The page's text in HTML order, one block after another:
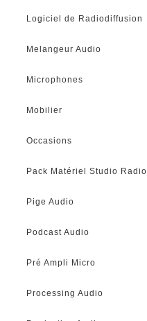
Logiciel de Radiodiffusion
Melangeur Audio
Microphones
Mobilier
Occasions
Pack Matériel Studio Radio
Pige Audio
Podcast Audio
Pré Ampli Micro
Processing Audio